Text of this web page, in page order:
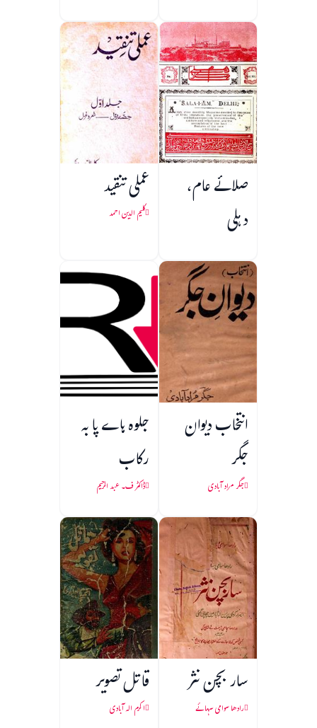
صلائے عام،
دہلی
عملی تنقید
کلیم الدین احمد
انتخاب دیوان
جگر
جگر مراد آبادی
جلوہ ہاے پا به
رکاب
ڈاکٹر ف۔ عبد الرحیم
سار بچن نثر
رادھا سوامی سہائے
قاتل تصویر
اکرم الہ آبادی